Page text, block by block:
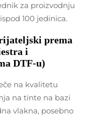
za proizvodnju
100 jedinica.
prema
i
DTF-u)
na kvalitetu
na tinte na bazi
vlakna, posebno